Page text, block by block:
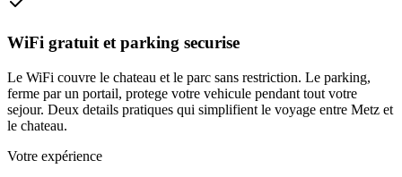
WiFi gratuit et parking securise
Le WiFi couvre le chateau et le parc sans restriction. Le parking,
ferme par un portail, protege votre vehicule pendant tout votre
sejour. Deux details pratiques qui simplifient le voyage entre Metz et
le chateau.
Votre expérience